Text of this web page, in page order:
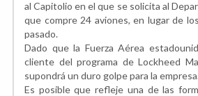
al Capitolio en el que se solicita al
que compre 24 aviones, en lugar de
pasado.
Dado que la Fuerza Aérea
cliente del programa de Lockheed
supondrá un duro golpe para la
Es posible que refleje una de las